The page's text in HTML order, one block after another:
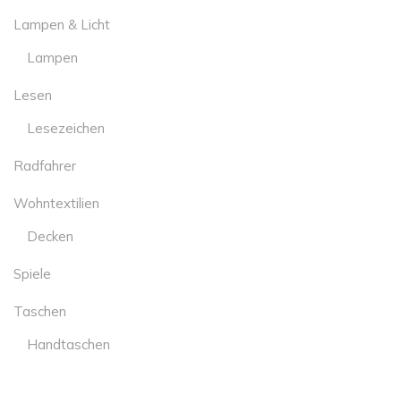
Lampen & Licht
Lampen
Lesen
Lesezeichen
Radfahrer
Wohntextilien
Decken
Spiele
Taschen
Handtaschen